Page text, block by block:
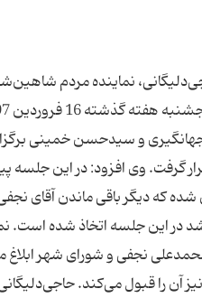
نماینده مردم
و سیدحسن خمینی
وی افزود: در این جلسه
که دیگر باقی ماندن آقای
در این جلسه اتخاذ شده
نجفی و شورای شهر
آن را قبول می‌کند.